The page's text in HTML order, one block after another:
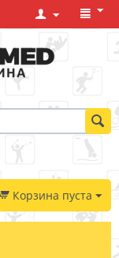
Корзина пуста